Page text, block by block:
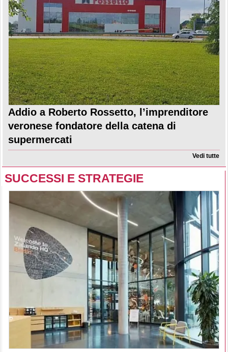
Addio a Roberto Rossetto, l’imprenditore
veronese fondatore della catena di
supermercati
Vedi tutte
SUCCESSI E STRATEGIE